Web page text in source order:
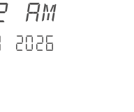
AM
.2026